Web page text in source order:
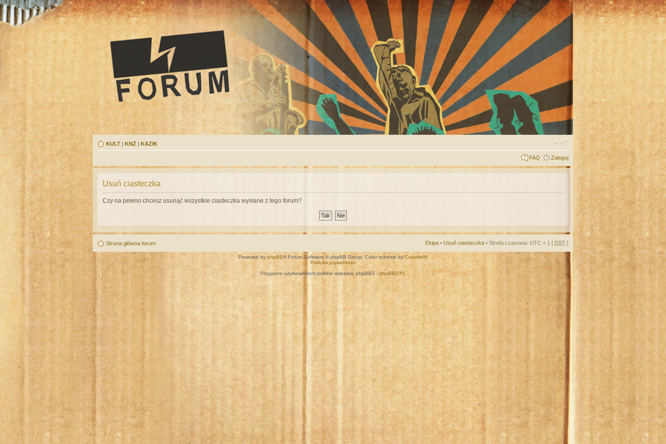
KULT | KNŻ | KAZIK
FAQ Zaloguj
Usuń ciasteczka
Czy na pewno chcesz usunąć wszystkie ciasteczka wysłane z tego forum?
Strona główna forum Ekipa • Usuń ciasteczka • Strefa czasowa: UTC + 1 [ DST ]
Powered by phpBB® Forum Software © phpBB Group. Color scheme byColorizeIt!
Polityka prywatności
Przyjazne użytkownikom polskie wsparcie phpBB3 -phpBB3.PL